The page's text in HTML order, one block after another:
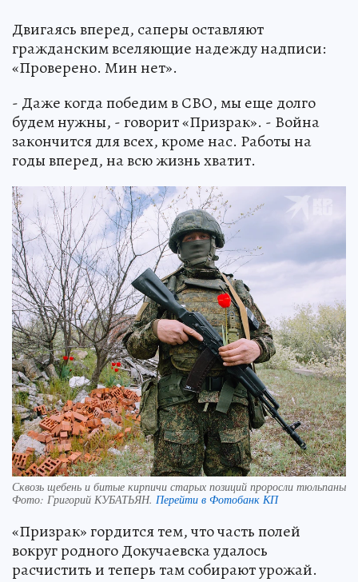
Двигаясь вперед, саперы оставляют
гражданским вселяющие надежду надписи:
«Проверено. Мин нет».
- Даже когда победим в СВО, мы еще долго
будем нужны, - говорит «Призрак». - Война
закончится для всех, кроме нас. Работы на
годы вперед, на всю жизнь хватит.
Сквозь щебень и битые кирпичи старых позиций проросли тюльпаны
Фото: Григорий КУБАТЬЯН. Перейти в Фотобанк КП
«Призрак» гордится тем, что часть полей
вокруг родного Докучаевска удалось
расчистить и теперь там собирают урожай.